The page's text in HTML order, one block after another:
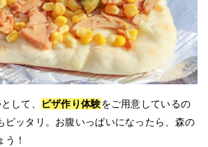
して、 ピザ作り体験をご用意しているの
ピッタリ。お腹いっぱいになったら、森の
！